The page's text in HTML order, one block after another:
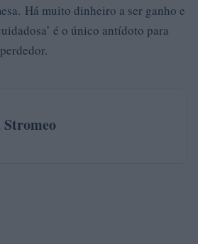
Há muito dinheiro a ser ganho e
é o único antídoto para